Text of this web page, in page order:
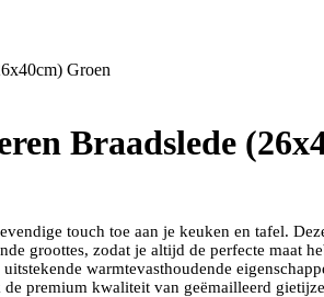
Groen
Braadslede
touch toe aan je keuken en tafel.
groottes, zodat je altijd de perfecte maat
warmtevasthoudende
premium kwaliteit van geëmailleerd